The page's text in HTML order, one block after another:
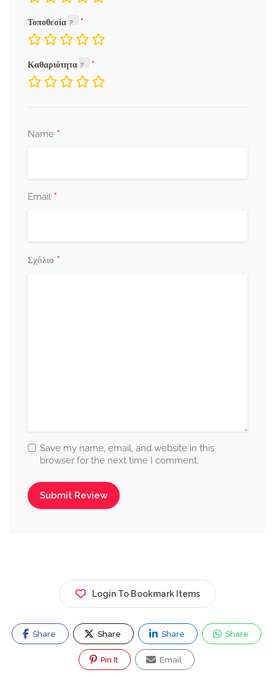
Τοποθεσία
Καθαριότητα
Name *
Email *
Σχόλιο *
Save my name, email, and website in this
browser for the next time I comment.
Login To Bookmark Items
Share Share Share Share
Pin It Email